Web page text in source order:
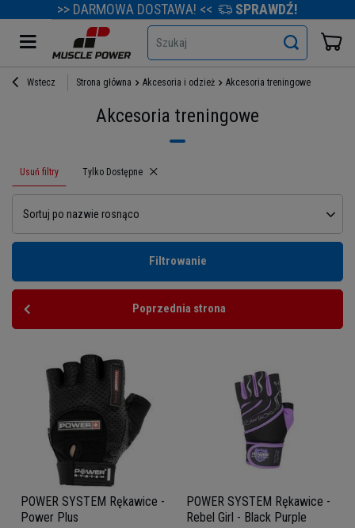
>> DARMOWA DOSTAWA! << SPRAWDŹ!
Szukaj
Wstecz Strona główna Akcesoria i odzież Akcesoria treningowe
Akcesoria treningowe
Usuń filtry Usuń filtr
Tylko Dostępne
Sortuj po nazwie rosnąco
Filtrowanie
Poprzednia strona
POWER SYSTEM Rękawice -
Power Plus
POWER SYSTEM Rękawice -
Rebel Girl - Black Purple